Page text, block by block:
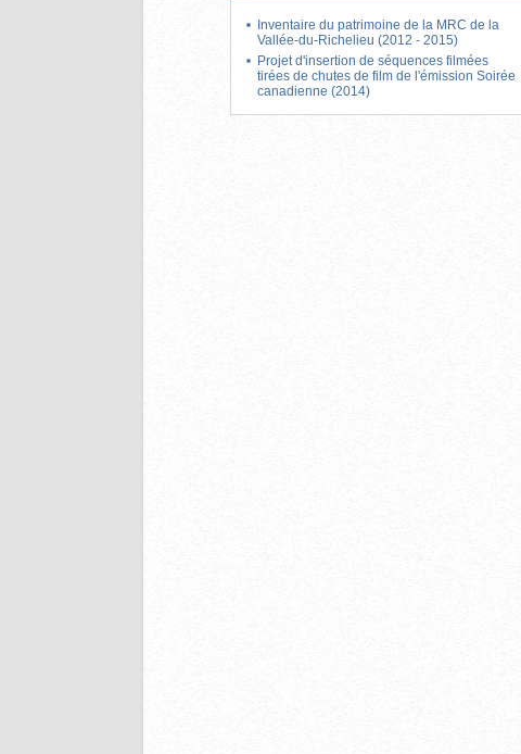
Inventaire du patrimoine de la MRC de la
Vallée-du-Richelieu (2012 - 2015)
Projet d'insertion de séquences filmées
tirées de chutes de film de l'émission Soirée
canadienne (2014)